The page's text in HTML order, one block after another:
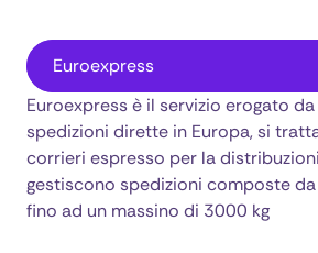
BRT - Bartolini Corriere
corriere nexive
SDA Corriere
Tumino
Euroexpress
Euroexpress è il servizio erogato da
spedizioni dirette in Europa, si
corrieri espresso per la
gestiscono spedizioni composte
fino ad un massino di 3000 kg